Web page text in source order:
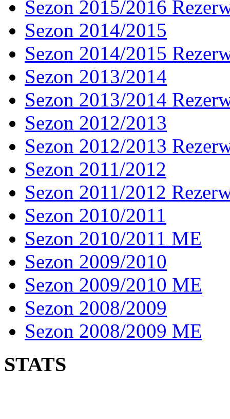
Sezon 2015/2016
Sezon 2014/2015
Sezon 2014/2015
Sezon 2013/2014
Sezon 2013/2014
Sezon 2012/2013
Sezon 2012/2013
Sezon 2011/2012
Sezon 2011/2012
Sezon 2010/2011
Sezon 2010/2011 ME
Sezon 2009/2010
Sezon 2009/2010 ME
Sezon 2008/2009
Sezon 2008/2009 ME
STATS